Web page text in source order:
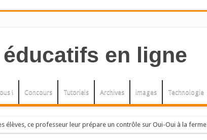
! Concours Tutoriels Archives images Technologie
élèves, ce professeur leur prépare un contrôle sur Oui-Oui à la ferme